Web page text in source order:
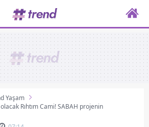
Yaşam
Rıhtım Cami! SABAH projenin